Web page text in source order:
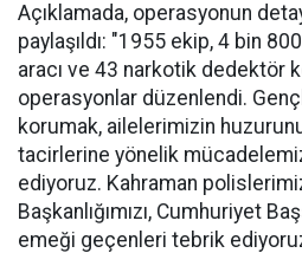
Açıklamada, operasyonun
paylaşıldı: "1955 ekip, 4 bin
aracı ve 43 narkotik dedektör
operasyonlar düzenlendi.
korumak, ailelerimizin
tacirlerine yönelik
ediyoruz. Kahraman
Başkanlığımızı, Cumhuriyet
emeği geçenleri tebrik